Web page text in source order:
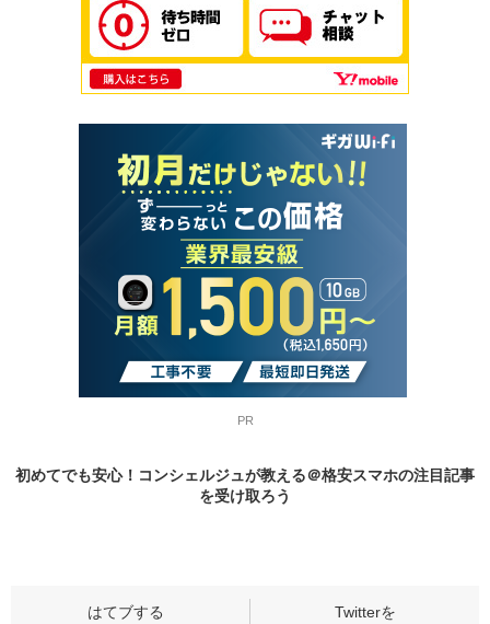
PR
初めてでも安心！コンシェルジュが教える＠格安スマホの注目記事
を受け取ろう